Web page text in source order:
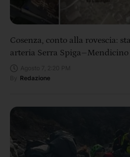
Cosenza, conto alla rovescia:
arteria Serra Spiga–Mendicino
Redazione